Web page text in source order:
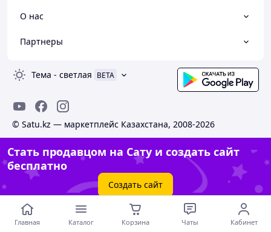
О нас
Партнеры
Тема - светлая BETA
© Satu.kz — маркетплейс Казахстана, 2008-2026
Стать продавцом на Сату и создать сайт
бесплатно
Создать сайт
Главная Каталог Корзина Чаты Кабинет